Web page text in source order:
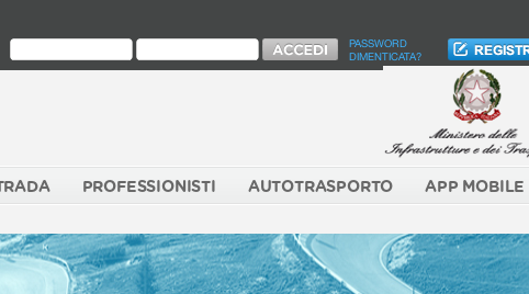
PASSWORD
DIMENTICATA?
PROFESSIONISTI AUTOTRASPORTO APP MOBILE